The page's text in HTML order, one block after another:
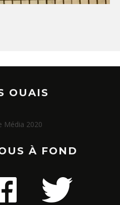
OUAIS
Média 2020
À FOND